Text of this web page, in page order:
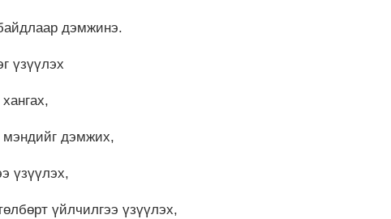
дэмжинэ.
үзүүлэх
мэндийг дэмжих,
үзүүлэх,
үйлчилгээ үзүүлэх,